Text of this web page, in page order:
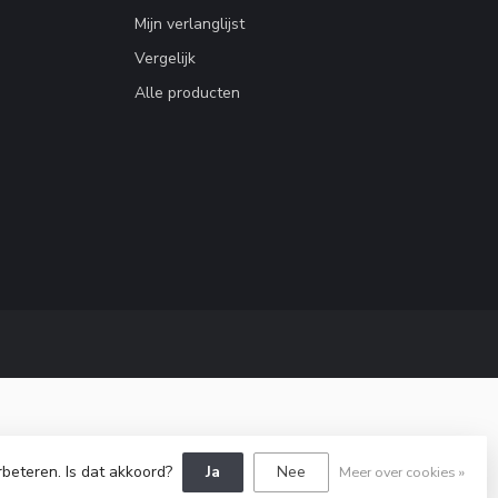
Mijn verlanglijst
Vergelijk
Alle producten
Is dat akkoord? Ja Nee Meer over cookies »